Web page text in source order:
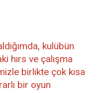
kulübün
hırs ve çalışma
birlikte çok kısa
bir oyun